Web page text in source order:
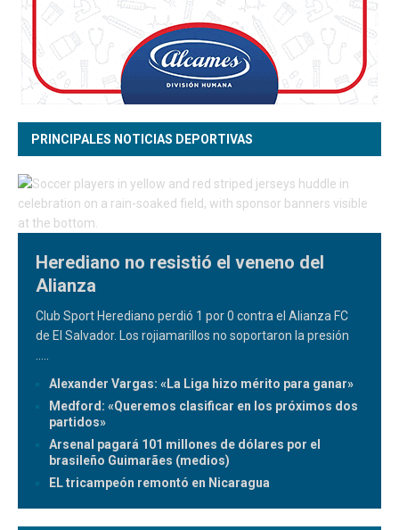
PRINCIPALES NOTICIAS DEPORTIVAS
Herediano no resistió el veneno del
Alianza
Club Sport Herediano perdió 1 por 0 contra el Alianza FC
de El Salvador. Los rojiamarillos no soportaron la presión
Alexander Vargas: «La Liga hizo mérito para ganar»
Medford: «Queremos clasificar en los próximos dos
partidos»
Arsenal pagará 101 millones de dólares por el
brasileño Guimarães (medios)
EL tricampeón remontó en Nicaragua